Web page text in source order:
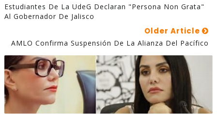
Estudiantes De La UdeG Declaran "persona Non Grata"
Al Gobernador De Jalisco
Older Article
AMLO Confirma Suspensión De La Alianza Del Pacífico